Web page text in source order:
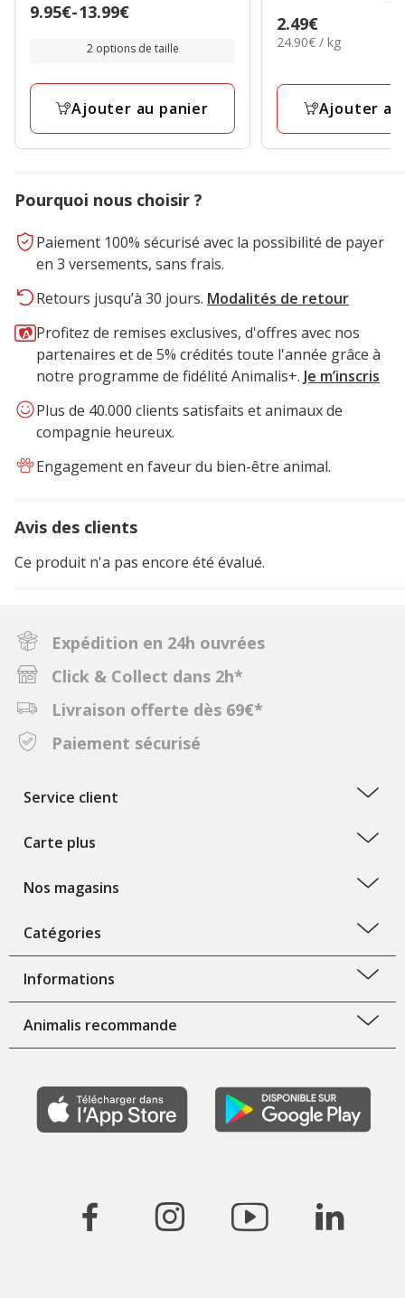
Prix
13.99€
9.95€-13.99€
2 options de taille
Ajouter au panier
Prix
2.49€
2.49€
24.90€
24.90€ / kg
Ajouter
Pourquoi nous choisir ?
Paiement 100% sécurisé avec la possibilité de payer
en 3 versements, sans frais.
Retours jusqu’à 30 jours. Modalités de retour
Profitez de remises exclusives, d'offres avec nos
partenaires et de 5% crédités toute l'année grâce à
notre programme de fidélité Animalis+. Je m’inscris
Plus de 40.000 clients satisfaits et animaux de
compagnie heureux.
Engagement en faveur du bien-être animal.
Avis des clients
Ce produit n'a pas encore été évalué.
Expédition en 24h ouvrées
Click & Collect dans 2h*
Livraison offerte dès 69€*
Paiement sécurisé
Service client
Carte plus
Nos magasins
Catégories
Informations
Animalis recommande